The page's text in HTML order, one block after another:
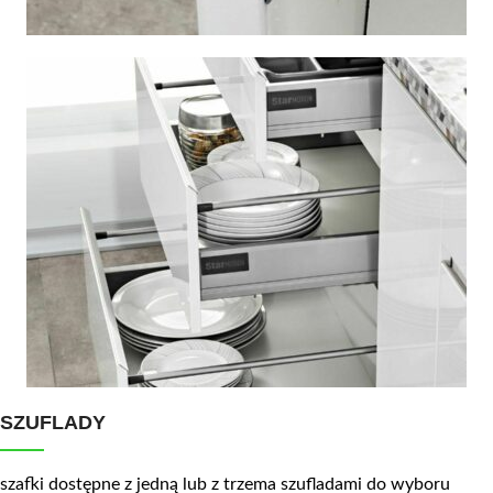
SZUFLADY
szafki dostępne z jedną lub z trzema szufladami do wyboru